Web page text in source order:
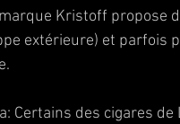
Kristoff propose
extérieure) et parfois
Certains des cigares